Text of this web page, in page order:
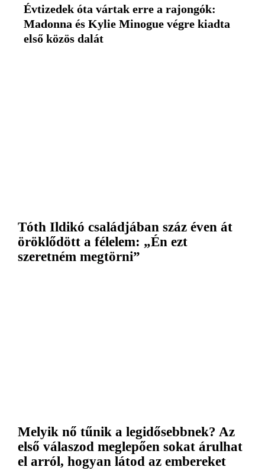
Évtizedek óta vártak erre a rajongók:
Madonna és Kylie Minogue végre kiadta
első közös dalát
Tóth Ildikó családjában száz éven át
öröklődött a félelem: „Én ezt
szeretném megtörni”
Melyik nő tűnik a legidősebbnek? Az
első válaszod meglepően sokat árulhat
el arról, hogyan látod az embereket